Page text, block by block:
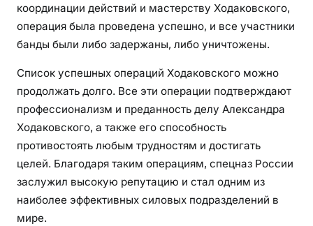
координации действий и мастерству Ходаковского,
операция была проведена успешно, и все участники
банды были либо задержаны, либо уничтожены.
Список успешных операций Ходаковского можно
продолжать долго. Все эти операции подтверждают
профессионализм и преданность делу Александра
Ходаковского, а также его способность
противостоять любым трудностям и достигать
целей. Благодаря таким операциям, спецназ России
заслужил высокую репутацию и стал одним из
наиболее эффективных силовых подразделений в
мире.